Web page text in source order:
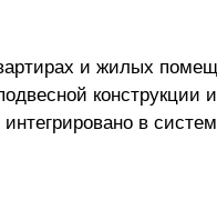
и жилых
конструкции
в